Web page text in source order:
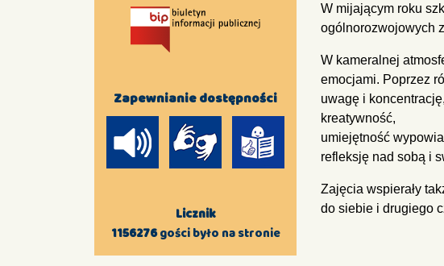
W mijającym roku
ogólnorozwojowych
W kameralnej
emocjami. Poprzez
uwagę i koncentrację,
kreatywność,
umiejętność
refleksję nad sobą i
Zajęcia wspierały
do siebie i drugiego
Zapewnianie dostępności
Licznik
1156276gości było na stronie